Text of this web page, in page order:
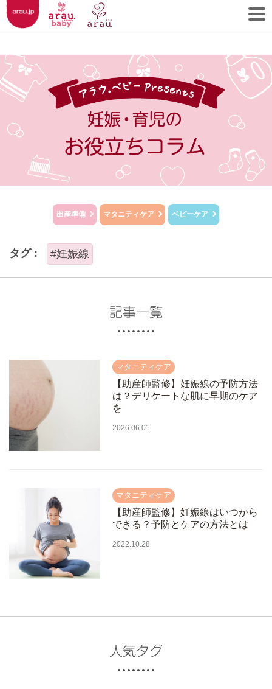
出産準備 マタニティケア ベビーケア
タグ : #妊娠線
記事一覧
【助産師監修】妊娠線の予防方法
は？デリケートな肌に早期のケア
を
2026.06.01
【助産師監修】妊娠線はいつから
できる？予防とケアの方法とは
2022.10.28
人気タグ